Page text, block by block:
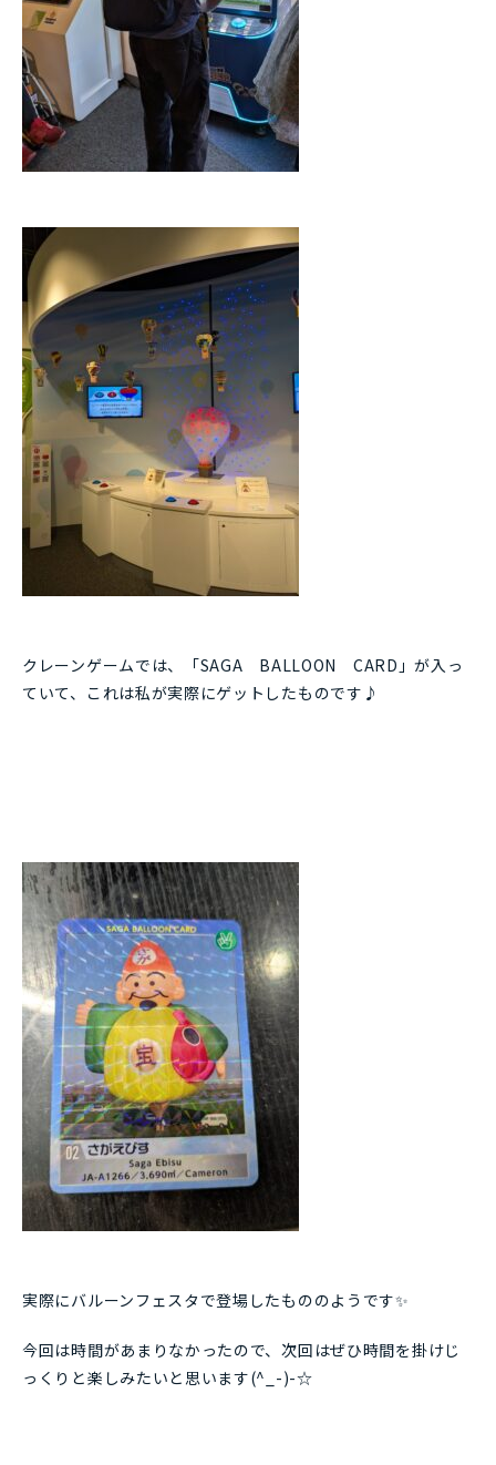
クレーンゲームでは、「SAGA BALLOON CARD」が入っ
ていて、これは私が実際にゲットしたものです♪
実際にバルーンフェスタで登場したもののようです✨
今回は時間があまりなかったので、次回はぜひ時間を掛けじ
っくりと楽しみたいと思います(^_-)-☆